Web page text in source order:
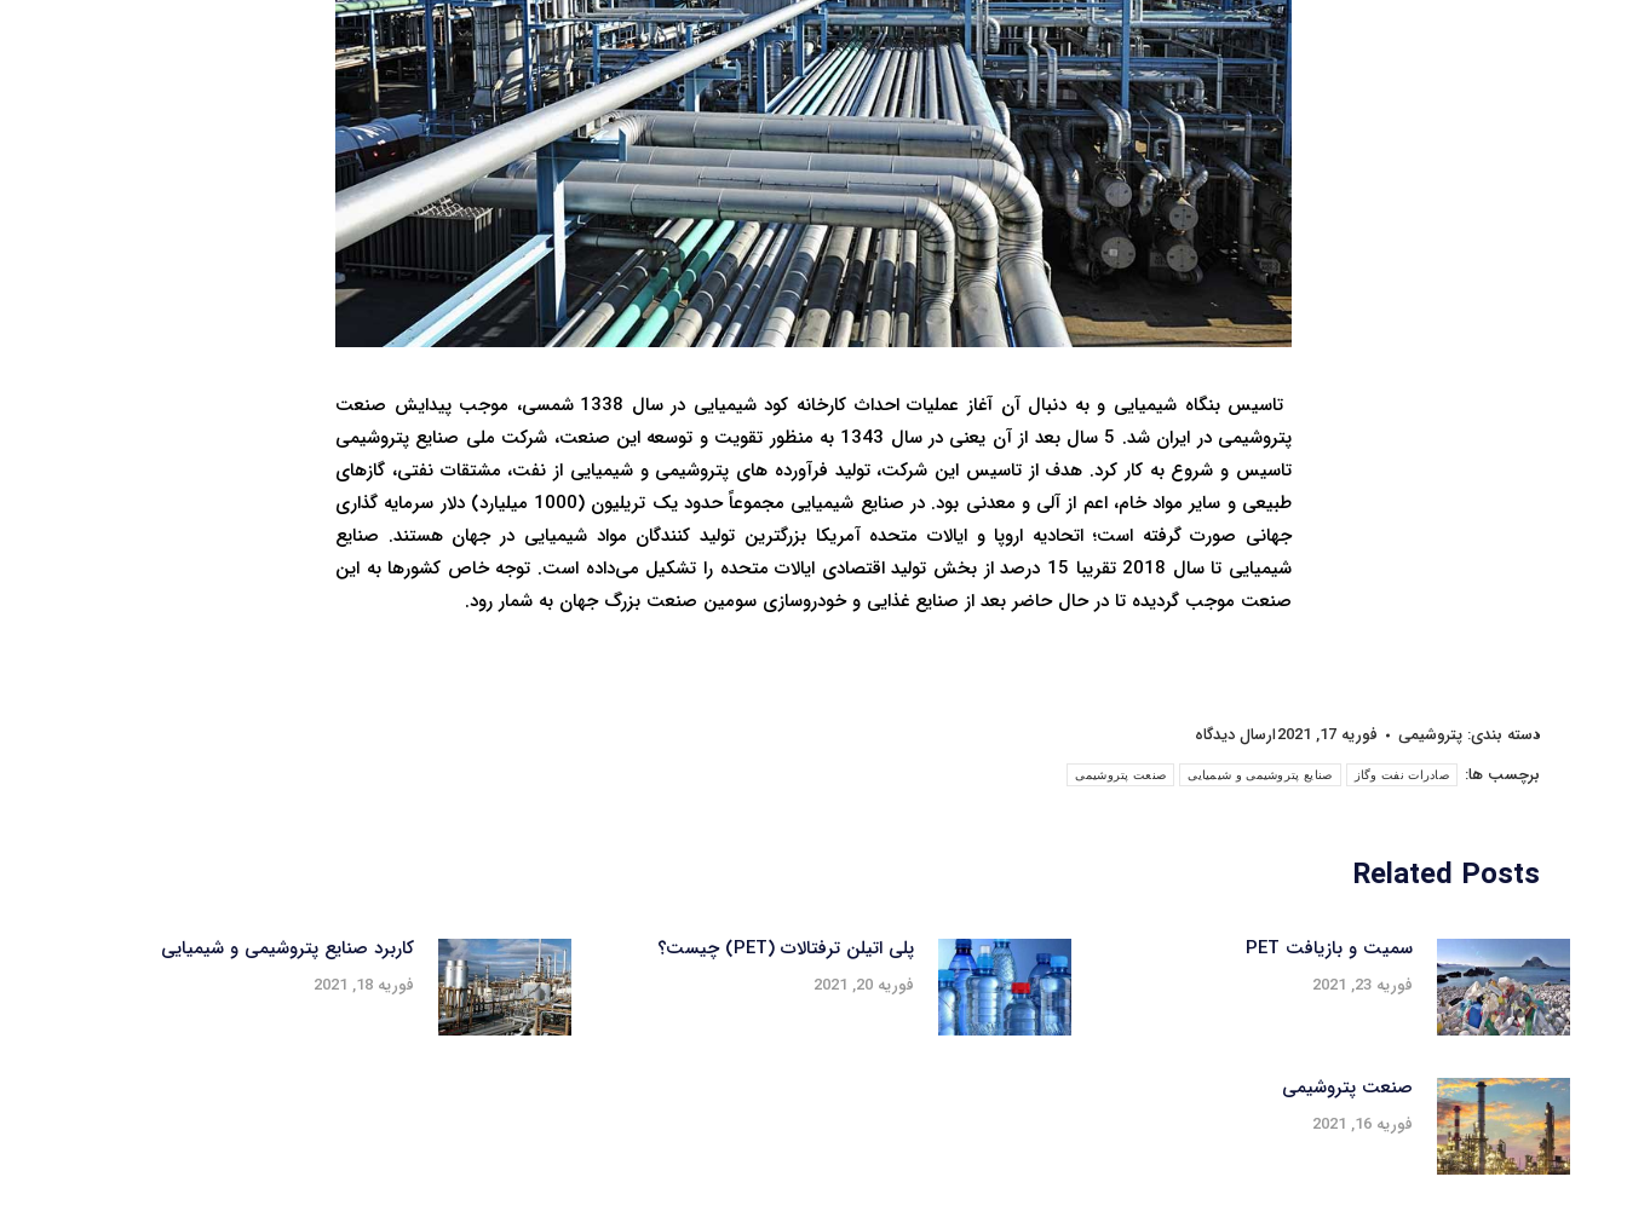
تاسیس بنگاه شیمیایی و به دنبال آن آغاز عملیات احداث کارخانه کود شیمیایی در سال 1338 شمسی، موجب پیدایش صنعت
پتروشیمی در ایران شد. 5 سال بعد از آن یعنی در سال 1343 به منظور تقویت و توسعه این صنعت، شرکت ملی صنایع پتروشیمی
تاسیس و شروع به کار کرد. هدف از تاسیس این شرکت، تولید فرآورده های پتروشیمی و شیمیایی از نفت، مشتقات نفتی، گازهای
طبیعی و سایر مواد خام، اعم از آلی و معدنی بود. در صنایع شیمیایی مجموعاً حدود یک تریلیون (1000 میلیارد) دلار سرمایه گذاری
جهانی صورت گرفته است؛ اتحادیه اروپا و ایالات متحده آمریکا بزرگترین تولید کنندگان مواد شیمیایی در جهان هستند. صنایع
شیمیایی تا سال 2018 تقریبا 15 درصد از بخش تولید اقتصادی ایالات متحده را تشکیل می‌داده است. توجه خاص کشورها به این
صنعت موجب گردیده تا در حال حاضر بعد از صنایع غذایی و خودروسازی سومین صنعت بزرگ جهان به شمار رود.
دسته بندی: پتروشیمی فوریه 17, 2021
ارسال دیدگاه
برچسب ها:
صادرات نفت وگاز صنایع پتروشیمی و شیمیایی صنعت پتروشیمی
Related Posts
سمیت و بازیافت PET
فوریه 23, 2021
پلی اتیلن ترفتالات (PET) چیست؟
فوریه 20, 2021
کاربرد صنایع پتروشیمی و شیمیایی
فوریه 18, 2021
صنعت پتروشیمی
فوریه 16, 2021